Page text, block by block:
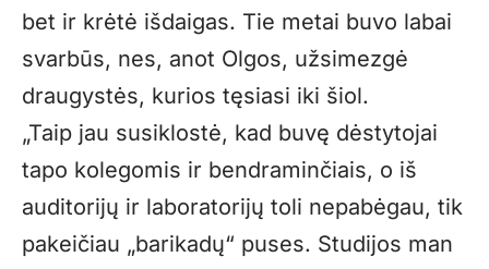
bet ir krėtė išdaigas. Tie metai buvo labai
svarbūs, nes, anot Olgos, užsimezgė
draugystės, kurios tęsiasi iki šiol.
„Taip jau susiklostė, kad buvę dėstytojai
tapo kolegomis ir bendraminčiais, o iš
auditorijų ir laboratorijų toli nepabėgau, tik
pakeičiau „barikadų“ puses. Studijos man